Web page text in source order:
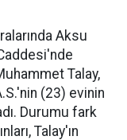
Aksu
Talay,
(23) evinin
Durumu fark
Talay'ın